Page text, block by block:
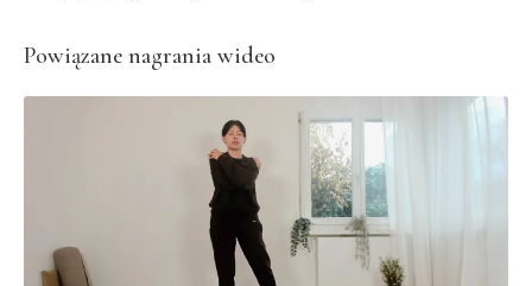
Powiązane nagrania wideo